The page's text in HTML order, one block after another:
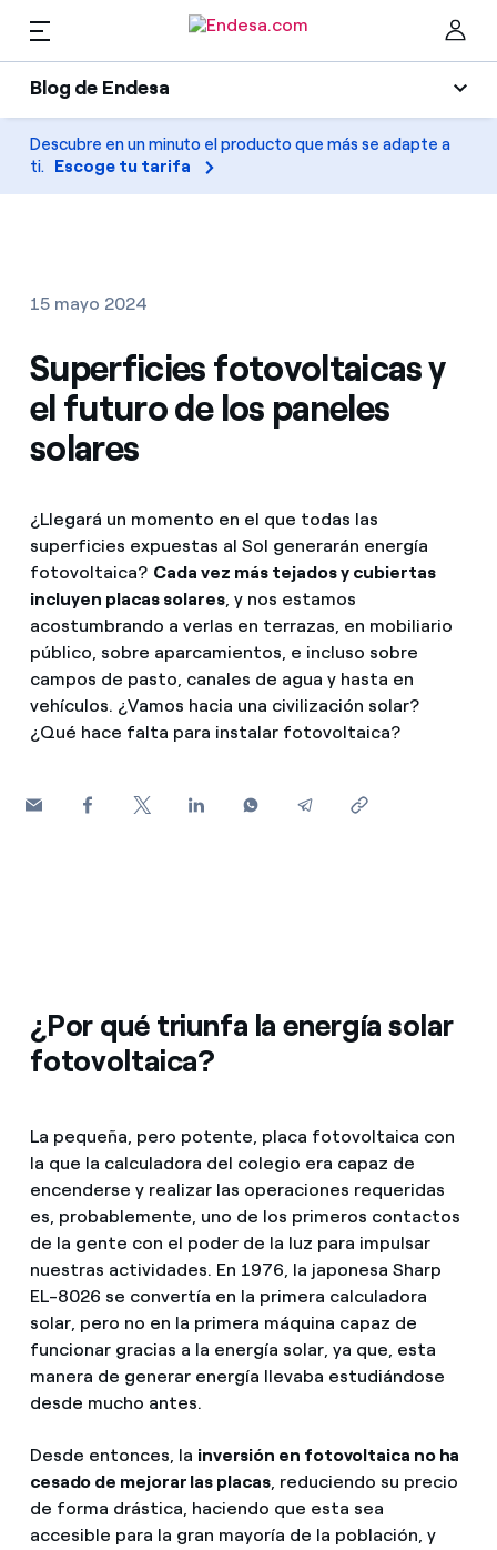
Blog de Endesa
Blog de Endesa
Luz
Gas
Solar
Electrodomésticos
Consejos de ahorro
Otros
Futuro
Horarios punta, llano y valle: qué son, cuándo aplican
Cita previa Endesa: cómo pedir, cambiar o anular tu cita
Hogares
Encuentra la tarifa que más te conviene
Compara nuestras tarifas de empresa y ahorra
Por cada kWh que ahorres, te descontamos otro
¿Cómo ver mis facturas de Endesa?
¿Cómo cambiar el titular del contrato?
¿Has recibido una oferta para cambiar de
compañía?
Ofertas para autónomos y Pymes
¿Gestionas varias comunidades de propietarios?
Movilidad
PARA TI
Climatización
Te ayudamos
Compromiso
ES
Descubre en un minuto el producto que más se adapte a
ti. Escoge tu tarifa
15 mayo 2024
Superficies fotovoltaicas y
el futuro de los paneles
solares
¿Llegará un momento en el que todas las
superficies expuestas al Sol generarán energía
fotovoltaica? Cada vez más tejados y cubiertas
incluyen placas solares, y nos estamos
acostumbrando a verlas en terrazas, en mobiliario
público, sobre aparcamientos, e incluso sobre
campos de pasto, canales de agua y hasta en
vehículos. ¿Vamos hacia una civilización solar?
¿Qué hace falta para instalar fotovoltaica?
¿Por qué triunfa la energía solar
fotovoltaica?
La pequeña, pero potente, placa fotovoltaica con
la que la calculadora del colegio era capaz de
encenderse y realizar las operaciones requeridas
es, probablemente, uno de los primeros contactos
de la gente con el poder de la luz para impulsar
nuestras actividades. En 1976, la japonesa Sharp
EL-8026 se convertía en la primera calculadora
solar, pero no en la primera máquina capaz de
funcionar gracias a la energía solar, ya que, esta
manera de generar energía llevaba estudiándose
desde mucho antes.
Desde entonces, la inversión en fotovoltaica no ha
cesado de mejorar las placas, reduciendo su precio
de forma drástica, haciendo que esta sea
accesible para la gran mayoría de la población, y